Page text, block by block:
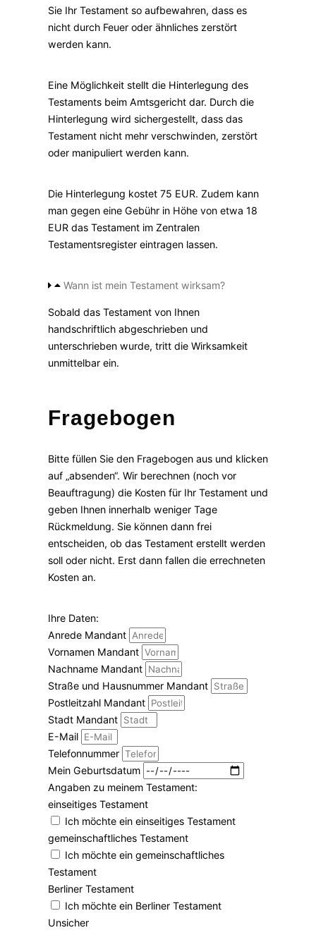
Sie Ihr Testament so aufbewahren, dass es
nicht durch Feuer oder ähnliches zerstört
werden kann.
Eine Möglichkeit stellt die Hinterlegung des
Testaments beim Amtsgericht dar. Durch die
Hinterlegung wird sichergestellt, dass das
Testament nicht mehr verschwinden, zerstört
oder manipuliert werden kann.
Die Hinterlegung kostet 75 EUR. Zudem kann
man gegen eine Gebühr in Höhe von etwa 18
EUR das Testament im Zentralen
Testamentsregister eintragen lassen.
Wann ist mein Testament wirksam?
Sobald das Testament von Ihnen
handschriftlich abgeschrieben und
unterschrieben wurde, tritt die Wirksamkeit
unmittelbar ein.
Fragebogen
Bitte füllen Sie den Fragebogen aus und klicken
auf „absenden“. Wir berechnen (noch vor
Beauftragung) die Kosten für Ihr Testament und
geben Ihnen innerhalb weniger Tage
Rückmeldung. Sie können dann frei
entscheiden, ob das Testament erstellt werden
soll oder nicht. Erst dann fallen die errechneten
Kosten an.
Ihre Daten:
Anrede Mandant
Vornamen Mandant
Nachname Mandant
Straße und Hausnummer Mandant
Postleitzahl Mandant
Stadt Mandant
E-Mail
Telefonnummer
Mein Geburtsdatum
Angaben zu meinem Testament:
einseitiges Testament
Ich möchte ein einseitiges Testament
gemeinschaftliches Testament
Ich möchte ein gemeinschaftliches
Testament
Berliner Testament
Ich möchte ein Berliner Testament
Unsicher